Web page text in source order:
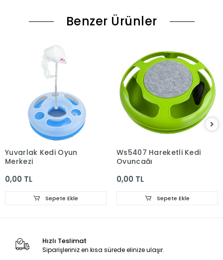
Benzer Ürünler
Yuvarlak Kedi Oyun
Merkezi
0,00 TL
Sepete Ekle
Ws5407 Hareketli Kedi
Oyuncağı
0,00 TL
Sepete Ekle
Hızlı Teslimat
Siparişleriniz en kısa sürede elinize ulaşır.